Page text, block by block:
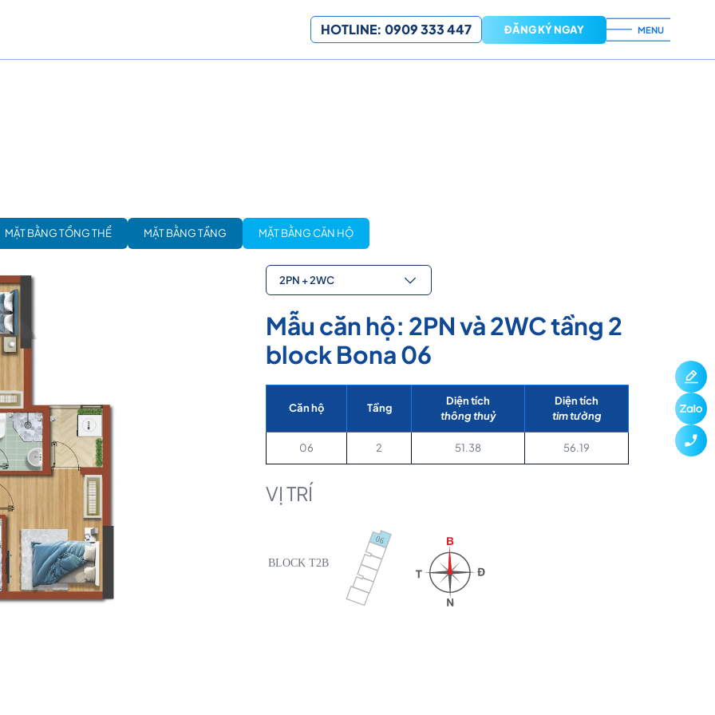
HOTLINE: 0909 333 447 ĐĂNG KÝ NGAY MENU
MẶT BẰNG TỔNG THỂ MẶT BẰNG TẦNG MẶT BẰNG CĂN HỘ
2PN + 2WC
Mẫu căn hộ: 2PN và 2WC tầng 2
block Bona 06
Căn hộ Tầng
Diện tích
thông thuỷ
Diện tích
tim tường
06 2 51.38 56.19
VỊ TRÍ